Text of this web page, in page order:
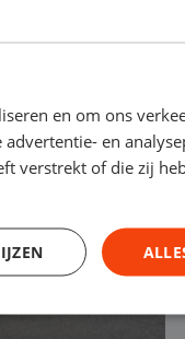
en om ons
en
verstrekt of die zij